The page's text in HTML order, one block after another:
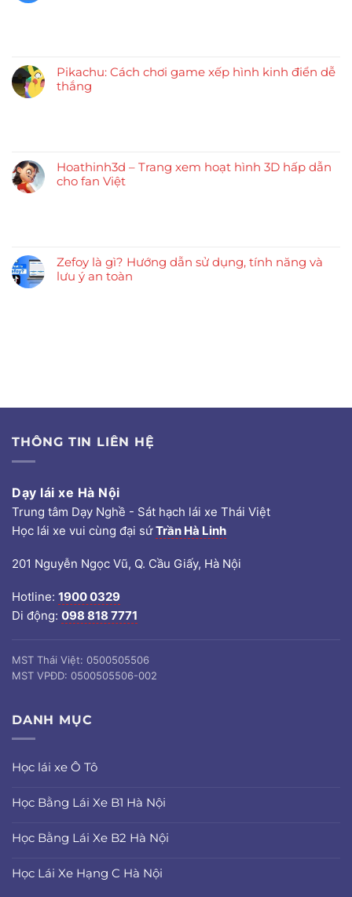
Pikachu: Cách chơi game xếp hình kinh điển dễ
thắng
Hoathinh3d – Trang xem hoạt hình 3D hấp dẫn
cho fan Việt
Zefoy là gì? Hướng dẫn sử dụng, tính năng và
lưu ý an toàn
THÔNG TIN LIÊN HỆ
Dạy lái xe Hà Nội
Trung tâm Dạy Nghề - Sát hạch lái xe Thái Việt
Học lái xe vui cùng đại sứTrần Hà Linh
201 Nguyễn Ngọc Vũ, Q. Cầu Giấy, Hà Nội
Hotline: 1900 0329
Di động: 098 818 7771
MST Thái Việt: 0500505506
MST VPĐD: 0500505506-002
DANH MỤC
Học lái xe Ô Tô
Học Bằng Lái Xe B1 Hà Nội
Học Bằng Lái Xe B2 Hà Nội
Học Lái Xe Hạng C Hà Nội